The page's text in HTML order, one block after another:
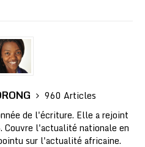
960 Articles
de l'écriture. Elle a rejoint
Couvre l'actualité nationale en
sur l'actualité africaine.